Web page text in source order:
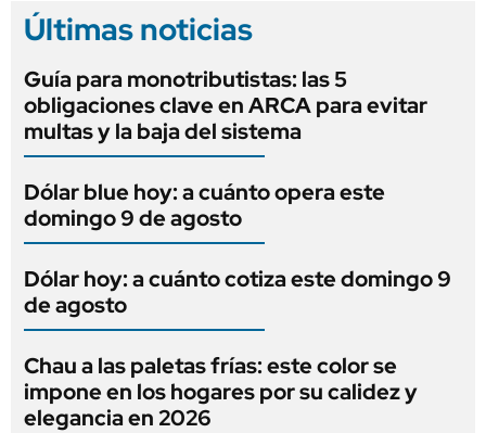
Últimas noticias
Guía para monotributistas: las 5
obligaciones clave en ARCA para evitar
multas y la baja del sistema
Dólar blue hoy: a cuánto opera este
domingo 9 de agosto
Dólar hoy: a cuánto cotiza este domingo 9
de agosto
Chau a las paletas frías: este color se
impone en los hogares por su calidez y
elegancia en 2026